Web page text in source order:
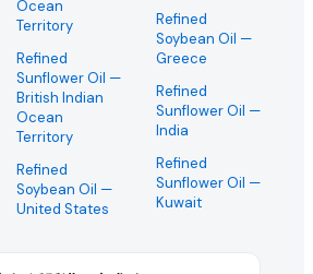
Ocean
Territory
Refined
Sunflower Oil —
British Indian
Ocean
Territory
Refined
Soybean Oil —
United States
Refined
Soybean Oil —
Greece
Refined
Sunflower Oil —
India
Refined
Sunflower Oil —
Kuwait